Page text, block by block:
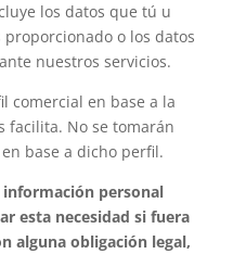
los datos que tú u
o los datos
nuestros servicios.
comercial en base a la
facilita. No se tomarán
base a dicho perfil.
información personal
esta necesidad si fuera
alguna obligación legal,